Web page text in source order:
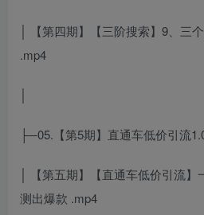
│ 【第四期】【三阶搜索】9、三
.mp4
│
├─05.【第5期】直通车低价引流
│ 【第五期】【直通车低价引流】
测出爆款 .mp4